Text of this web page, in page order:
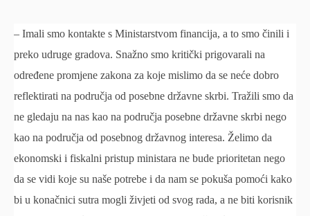
– Imali smo kontakte s Ministarstvom financija, a to smo činili i
preko udruge gradova. Snažno smo kritički prigovarali na
određene promjene zakona za koje mislimo da se neće dobro
reflektirati na područja od posebne državne skrbi. Tražili smo da
ne gledaju na nas kao na područja posebne državne skrbi nego
kao na područja od posebnog državnog interesa. Želimo da
ekonomski i fiskalni pristup ministara ne bude prioritetan nego
da se vidi koje su naše potrebe i da nam se pokuša pomoći kako
bi u konačnici sutra mogli živjeti od svog rada, a ne biti korisnik